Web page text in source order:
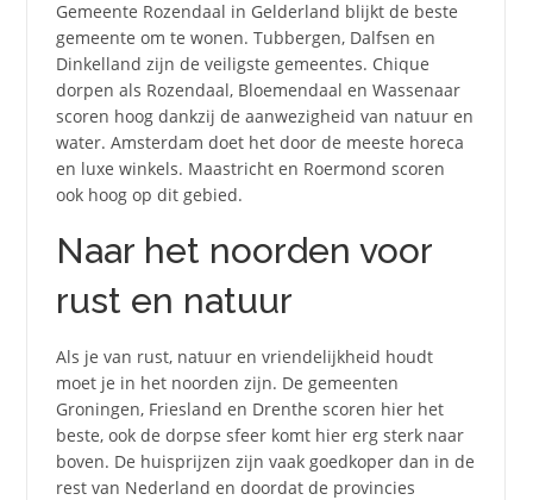
Gemeente Rozendaal in Gelderland blijkt de beste
gemeente om te wonen. Tubbergen, Dalfsen en
Dinkelland zijn de veiligste gemeentes. Chique
dorpen als Rozendaal, Bloemendaal en Wassenaar
scoren hoog dankzij de aanwezigheid van natuur en
water. Amsterdam doet het door de meeste horeca
en luxe winkels. Maastricht en Roermond scoren
ook hoog op dit gebied.
Naar het noorden voor
rust en natuur
Als je van rust, natuur en vriendelijkheid houdt
moet je in het noorden zijn. De gemeenten
Groningen, Friesland en Drenthe scoren hier het
beste, ook de dorpse sfeer komt hier erg sterk naar
boven. De huisprijzen zijn vaak goedkoper dan in de
rest van Nederland en doordat de provincies